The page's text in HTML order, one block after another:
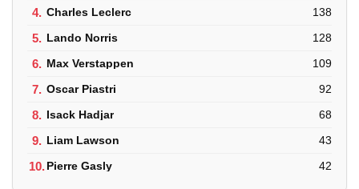
4. Charles Leclerc 138
5. Lando Norris 128
6. Max Verstappen 109
7. Oscar Piastri 92
8. Isack Hadjar 68
9. Liam Lawson 43
10.Pierre Gasly 42